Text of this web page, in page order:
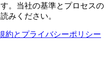
。当社の基準とプロセスの
みください。
約とプライバシーポリシー